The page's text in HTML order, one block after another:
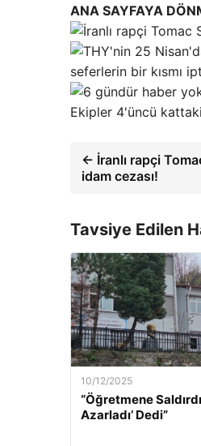
ANA SAYFAYA
seferlerin bir kısmı
Ekipler 4'üncü
← İranlı rapçi
idam cezası!
Tavsiye Edilen
10/12/2025
“Öğretmene
Azarladı’ Dedi”